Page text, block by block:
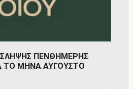
ΠΕΝΘΗΜΕΡΗΣ
ΤΟ ΜΗΝΑ ΑΥΓΟΥΣΤΟ